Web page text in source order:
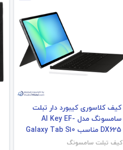
کیف کلاسوری کیبورد دار تبلت
سامسونگ مدل AI Key EF-
DX625 مناسب Galaxy Tab S10
FE Plus
کیف تبلت سامسونگ